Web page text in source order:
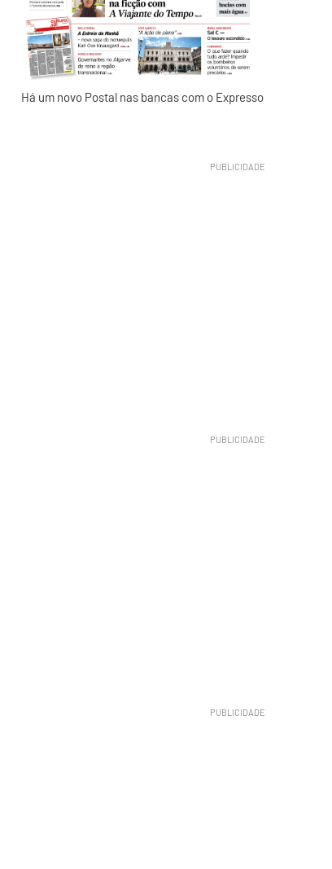
Há um novo Postal nas bancas com o Expresso